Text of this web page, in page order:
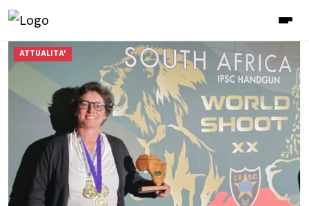
ATTUALITA'